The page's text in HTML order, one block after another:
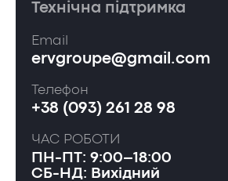
Технічна підтримка
Email
ervgroupe@gmail.com
Телефон
+38 (093) 261 28 98
ЧАС РОБОТИ
ПН-ПТ: 9:00–18:00
СБ-НД: Вихідний